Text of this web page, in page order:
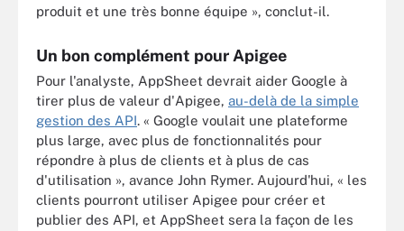
produit et une très bonne équipe », conclut-il.
Un bon complément pour Apigee
Pour l'analyste, AppSheet devrait aider Google à
tirer plus de valeur d'Apigee, au-delà de la simple
gestion des API. « Google voulait une plateforme
plus large, avec plus de fonctionnalités pour
répondre à plus de clients et à plus de cas
d'utilisation », avance John Rymer. Aujourd'hui, « les
clients pourront utiliser Apigee pour créer et
publier des API, et AppSheet sera la façon de les